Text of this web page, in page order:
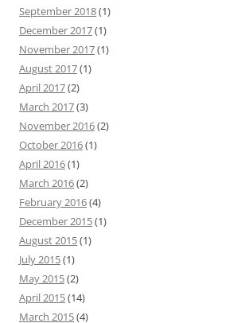
September 2018(1)
December 2017(1)
November 2017(1)
August 2017(1)
April 2017(2)
March 2017(3)
November 2016(2)
October 2016(1)
April 2016(1)
March 2016(2)
February 2016(4)
December 2015(1)
August 2015(1)
July 2015(1)
May 2015(2)
April 2015(14)
March 2015(4)